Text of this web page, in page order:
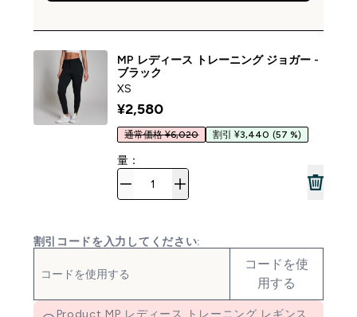
MP レディース トレーニング ジョガー -
ブラック
XS
¥2,580‎
通常価格 ¥6,020 割引 ¥3,440 (57 %)
量：
割引コードを入力してください:
コードを使
用する
Product MP レディース トレーニング レギンス